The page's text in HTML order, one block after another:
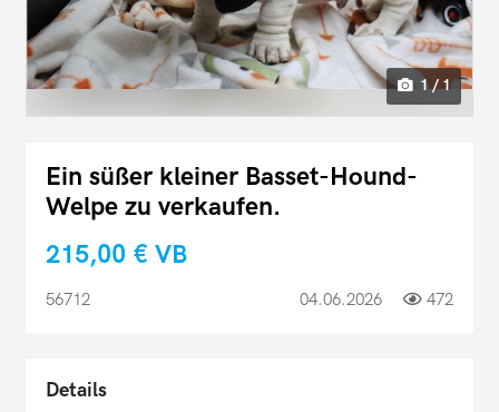
1 / 1
Ein süßer kleiner Basset-Hound-
Welpe zu verkaufen.
215,00 € VB
56712 04.06.2026 472
Details